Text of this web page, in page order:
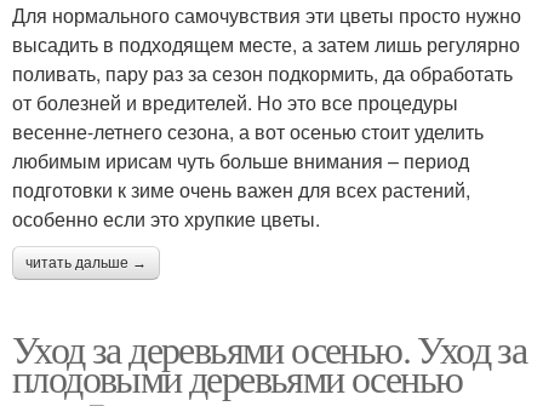
Для нормального самочувствия эти цветы просто нужно
высадить в подходящем месте, а затем лишь регулярно
поливать, пару раз за сезон подкормить, да обработать
от болезней и вредителей. Но это все процедуры
весенне-летнего сезона, а вот осенью стоит уделить
любимым ирисам чуть больше внимания – период
подготовки к зиме очень важен для всех растений,
особенно если это хрупкие цветы.
читать дальше →
Уход за деревьями осенью. Уход за
плодовыми деревьями осенью